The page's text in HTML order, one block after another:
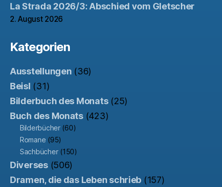
La Strada 2026/3: Abschied vom Gletscher
2. August 2026
Kategorien
Ausstellungen (36)
Beisl (31)
Bilderbuch des Monats(25)
Buch des Monats(423)
Bilderbücher(60)
Romane (95)
Sachbücher(150)
Diverses(506)
Dramen, die das Leben schrieb (157)